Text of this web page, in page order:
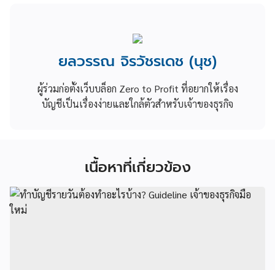
ยลวรรณ จิรวัชรเดช (นุช)
ผู้ร่วมก่อตั้งเว็บบล็อก Zero to Profit ที่อยากให้เรื่อง
บัญชีเป็นเรื่องง่ายและใกล้ตัวสำหรับเจ้าของธุรกิจ
เนื้อหาที่เกี่ยวข้อง